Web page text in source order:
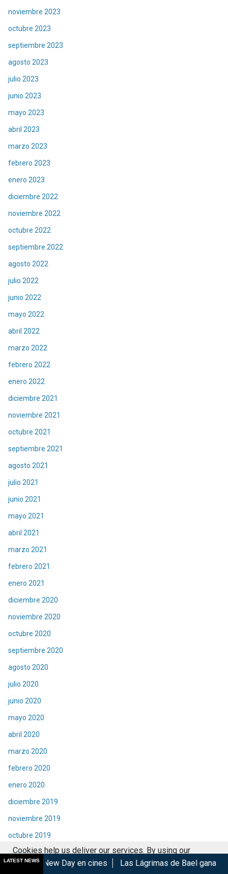
noviembre 2023
octubre 2023
septiembre 2023
agosto 2023
julio 2023
junio 2023
mayo 2023
abril 2023
marzo 2023
febrero 2023
enero 2023
diciembre 2022
noviembre 2022
octubre 2022
septiembre 2022
agosto 2022
julio 2022
junio 2022
mayo 2022
abril 2022
marzo 2022
febrero 2022
enero 2022
diciembre 2021
noviembre 2021
octubre 2021
septiembre 2021
agosto 2021
julio 2021
junio 2021
mayo 2021
abril 2021
marzo 2021
febrero 2021
enero 2021
diciembre 2020
noviembre 2020
octubre 2020
septiembre 2020
agosto 2020
julio 2020
junio 2020
mayo 2020
abril 2020
marzo 2020
febrero 2020
enero 2020
diciembre 2019
noviembre 2019
octubre 2019
septiembre 2019
LATEST NEWS
en cines Las Lágrimas de Bael gana en el GIFF 2026
Cookies help us deliver our services. By using our
services, you agree to our use of cookies.
Got it